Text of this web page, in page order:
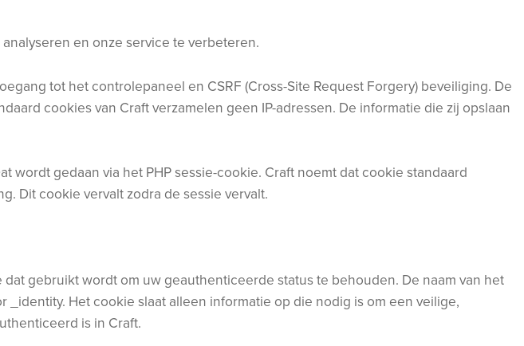
en onze service te verbeteren.
tot het controlepaneel en CSRF (Cross-Site Request Forgery) beveiliging. De
cookies van Craft verzamelen geen IP-adressen. De informatie die zij opslaan
wordt gedaan via het PHP sessie-cookie. Craft noemt dat cookie standaard
Dit cookie vervalt zodra de sessie vervalt.
gebruikt wordt om uw geauthenticeerde status te behouden. De naam van het
Het cookie slaat alleen informatie op die nodig is om een veilige,
is in Craft.